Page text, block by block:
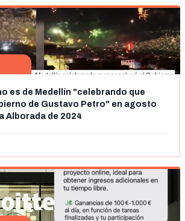
es de Medellín "celebrando que
de Gustavo Petro" en agosto
Alborada de 2024